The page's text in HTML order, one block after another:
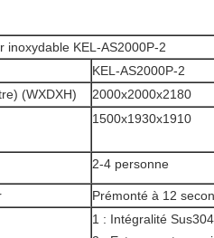
inoxydable KEL-AS2000P-2
KEL-AS2000P-2
(WXDXH)
2000x2000x2180
1500x1930x1910
2-4 personne
Prémonté à 12
1 : Intégralité